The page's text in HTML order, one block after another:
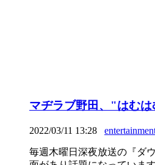
マヂラブ野田、"はむは
2022/03/11 13:28
毎週木曜日深夜放送の『ダ